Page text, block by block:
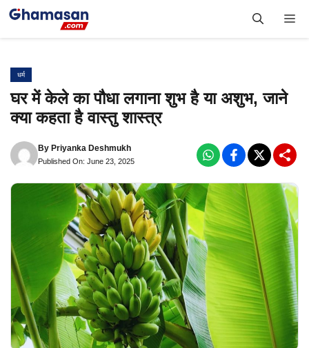
Skip
धर्म
घर में केले का पौधा लगाना शुभ है या अशुभ, जाने
क्या कहता है वास्तु शास्त्र
By Priyanka Deshmukh
Published On: June 23, 2025